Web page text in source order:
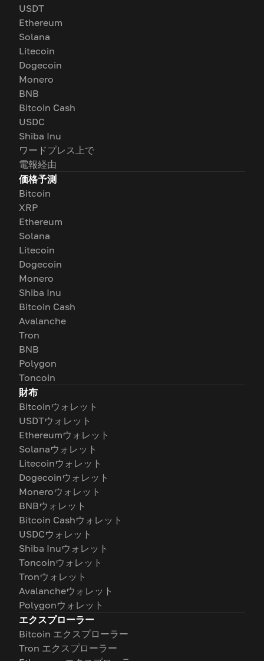
USDT
Ethereum
Solana
Litecoin
Dogecoin
Monero
BNB
Bitcoin Cash
USDC
Shiba Inu
ワードプレス上で
電報経由
価格予測
Bitcoin
XRP
Ethereum
Solana
Litecoin
Dogecoin
Monero
Shiba Inu
Bitcoin Cash
Avalanche
Tron
BNB
Polygon
Toncoin
財布
Bitcoinウォレット
USDTウォレット
Ethereumウォレット
Solanaウォレット
Litecoinウォレット
Dogecoinウォレット
Moneroウォレット
BNBウォレット
Bitcoin Cashウォレット
USDCウォレット
Shiba Inuウォレット
Toncoinウォレット
Tronウォレット
Avalancheウォレット
Polygonウォレット
エクスプローラー
Bitcoin エクスプローラー
Tron エクスプローラー